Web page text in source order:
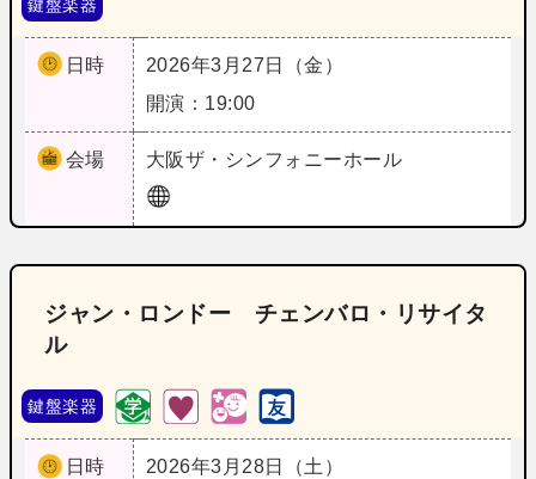
鍵盤楽器
日時
2026年3月27日（金）
開演：19:00
会場 大阪ザ・シンフォニーホール
ジャン・ロンドー チェンバロ・リサイタ
ル
鍵盤楽器
日時
2026年3月28日（土）